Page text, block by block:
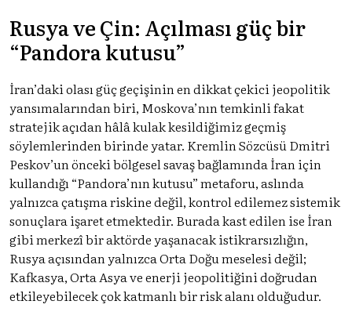
Rusya ve Çin: Açılması güç bir
“Pandora kutusu”
İran’daki olası güç geçişinin en dikkat çekici jeopolitik
yansımalarından biri, Moskova’nın temkinli fakat
stratejik açıdan hâlâ kulak kesildiğimiz geçmiş
söylemlerinden birinde yatar. Kremlin Sözcüsü Dmitri
Peskov’un önceki bölgesel savaş bağlamında İran için
kullandığı “Pandora’nın kutusu” metaforu, aslında
yalnızca çatışma riskine değil, kontrol edilemez sistemik
sonuçlara işaret etmektedir. Burada kast edilen ise İran
gibi merkezî bir aktörde yaşanacak istikrarsızlığın,
Rusya açısından yalnızca Orta Doğu meselesi değil;
Kafkasya, Orta Asya ve enerji jeopolitiğini doğrudan
etkileyebilecek çok katmanlı bir risk alanı olduğudur.